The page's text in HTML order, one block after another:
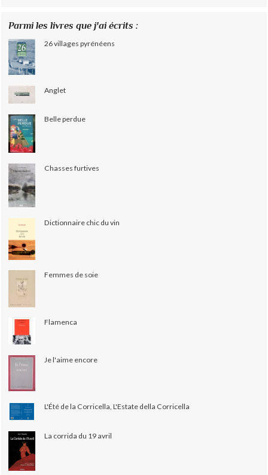
Parmi les livres que j'ai écrits :
26 villages pyrénéens
Anglet
Belle perdue
Chasses furtives
Dictionnaire chic du vin
Femmes de soie
Flamenca
Je l'aime encore
L'Été de la Corricella, L'Estate della Corricella
La corrida du 19 avril